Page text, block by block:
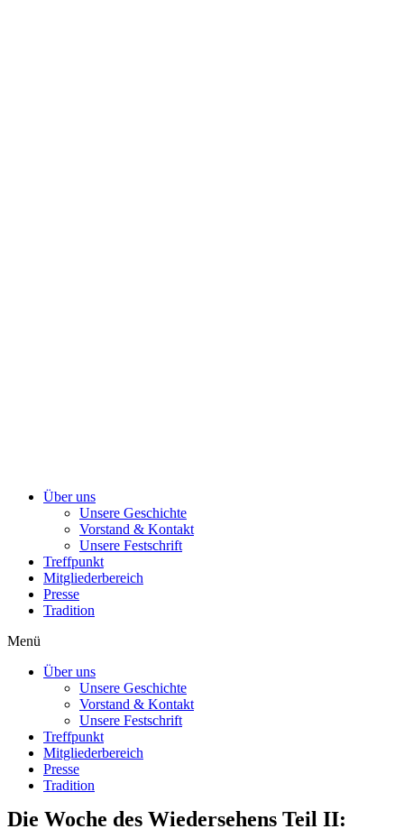
Über uns
Unsere Geschichte
Vorstand & Kontakt
Unsere Festschrift
Treffpunkt
Mitgliederbereich
Presse
Tradition
Menü
Über uns
Unsere Geschichte
Vorstand & Kontakt
Unsere Festschrift
Treffpunkt
Mitgliederbereich
Presse
Tradition
Die Woche des Wiedersehens Teil II: